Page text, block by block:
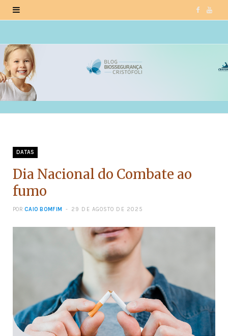
F Y
DATAS
Dia Nacional do Combate ao
fumo
POR CAIO BOMFIM 29 DE AGOSTO DE 2025